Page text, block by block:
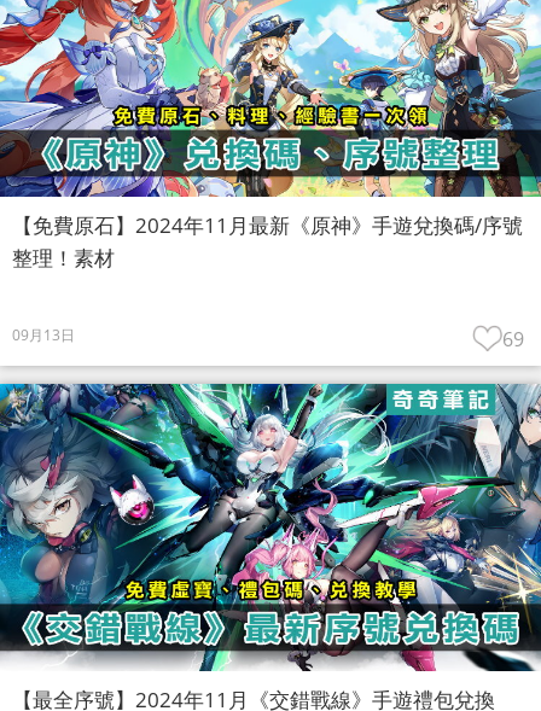
【免費原石】2024年11月最新《原神》手遊兌換碼/序號
整理！素材
09月13日 69
【最全序號】2024年11月《交錯戰線》手遊禮包兌換